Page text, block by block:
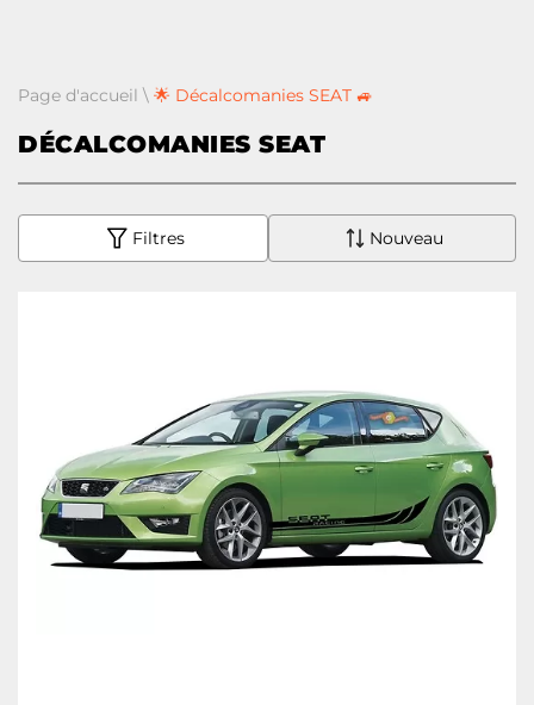
Page d'accueil \ 🌟 Décalcomanies SEAT 🚙
DÉCALCOMANIES SEAT
Filtres Nouveau